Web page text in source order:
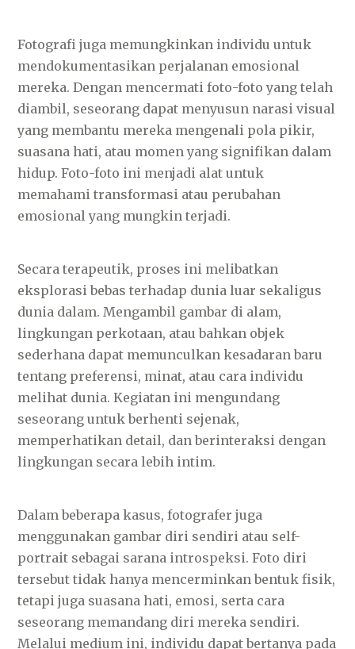
Fotografi juga memungkinkan individu untuk
mendokumentasikan perjalanan emosional
mereka. Dengan mencermati foto-foto yang telah
diambil, seseorang dapat menyusun narasi visual
yang membantu mereka mengenali pola pikir,
suasana hati, atau momen yang signifikan dalam
hidup. Foto-foto ini menjadi alat untuk
memahami transformasi atau perubahan
emosional yang mungkin terjadi.
Secara terapeutik, proses ini melibatkan
eksplorasi bebas terhadap dunia luar sekaligus
dunia dalam. Mengambil gambar di alam,
lingkungan perkotaan, atau bahkan objek
sederhana dapat memunculkan kesadaran baru
tentang preferensi, minat, atau cara individu
melihat dunia. Kegiatan ini mengundang
seseorang untuk berhenti sejenak,
memperhatikan detail, dan berinteraksi dengan
lingkungan secara lebih intim.
Dalam beberapa kasus, fotografer juga
menggunakan gambar diri sendiri atau self-
portrait sebagai sarana introspeksi. Foto diri
tersebut tidak hanya mencerminkan bentuk fisik,
tetapi juga suasana hati, emosi, serta cara
seseorang memandang diri mereka sendiri.
Melalui medium ini, individu dapat bertanya pada